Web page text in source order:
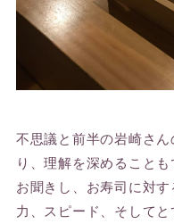
不思議と前半の岩崎さ
り、理解を深めること
お聞きし、お寿司に対
力、スピード、そして